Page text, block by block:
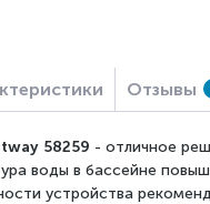
Отзывы
58259 - отличное
воды в бассейне
устройства